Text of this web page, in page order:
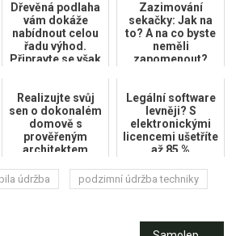
Dřevěná podlaha
vám dokáže
nabídnout celou
řadu výhod.
Připravte se však
Zazimování
sekačky: Jak na
to? A na co byste
neměli
zapomenout?
Realizujte svůj
sen o dokonalém
domově s
prověřeným
architektem
Legální software
levněji? S
elektronickými
licencemi ušetříte
až 85 %
údržba
podzimní údržba techniky